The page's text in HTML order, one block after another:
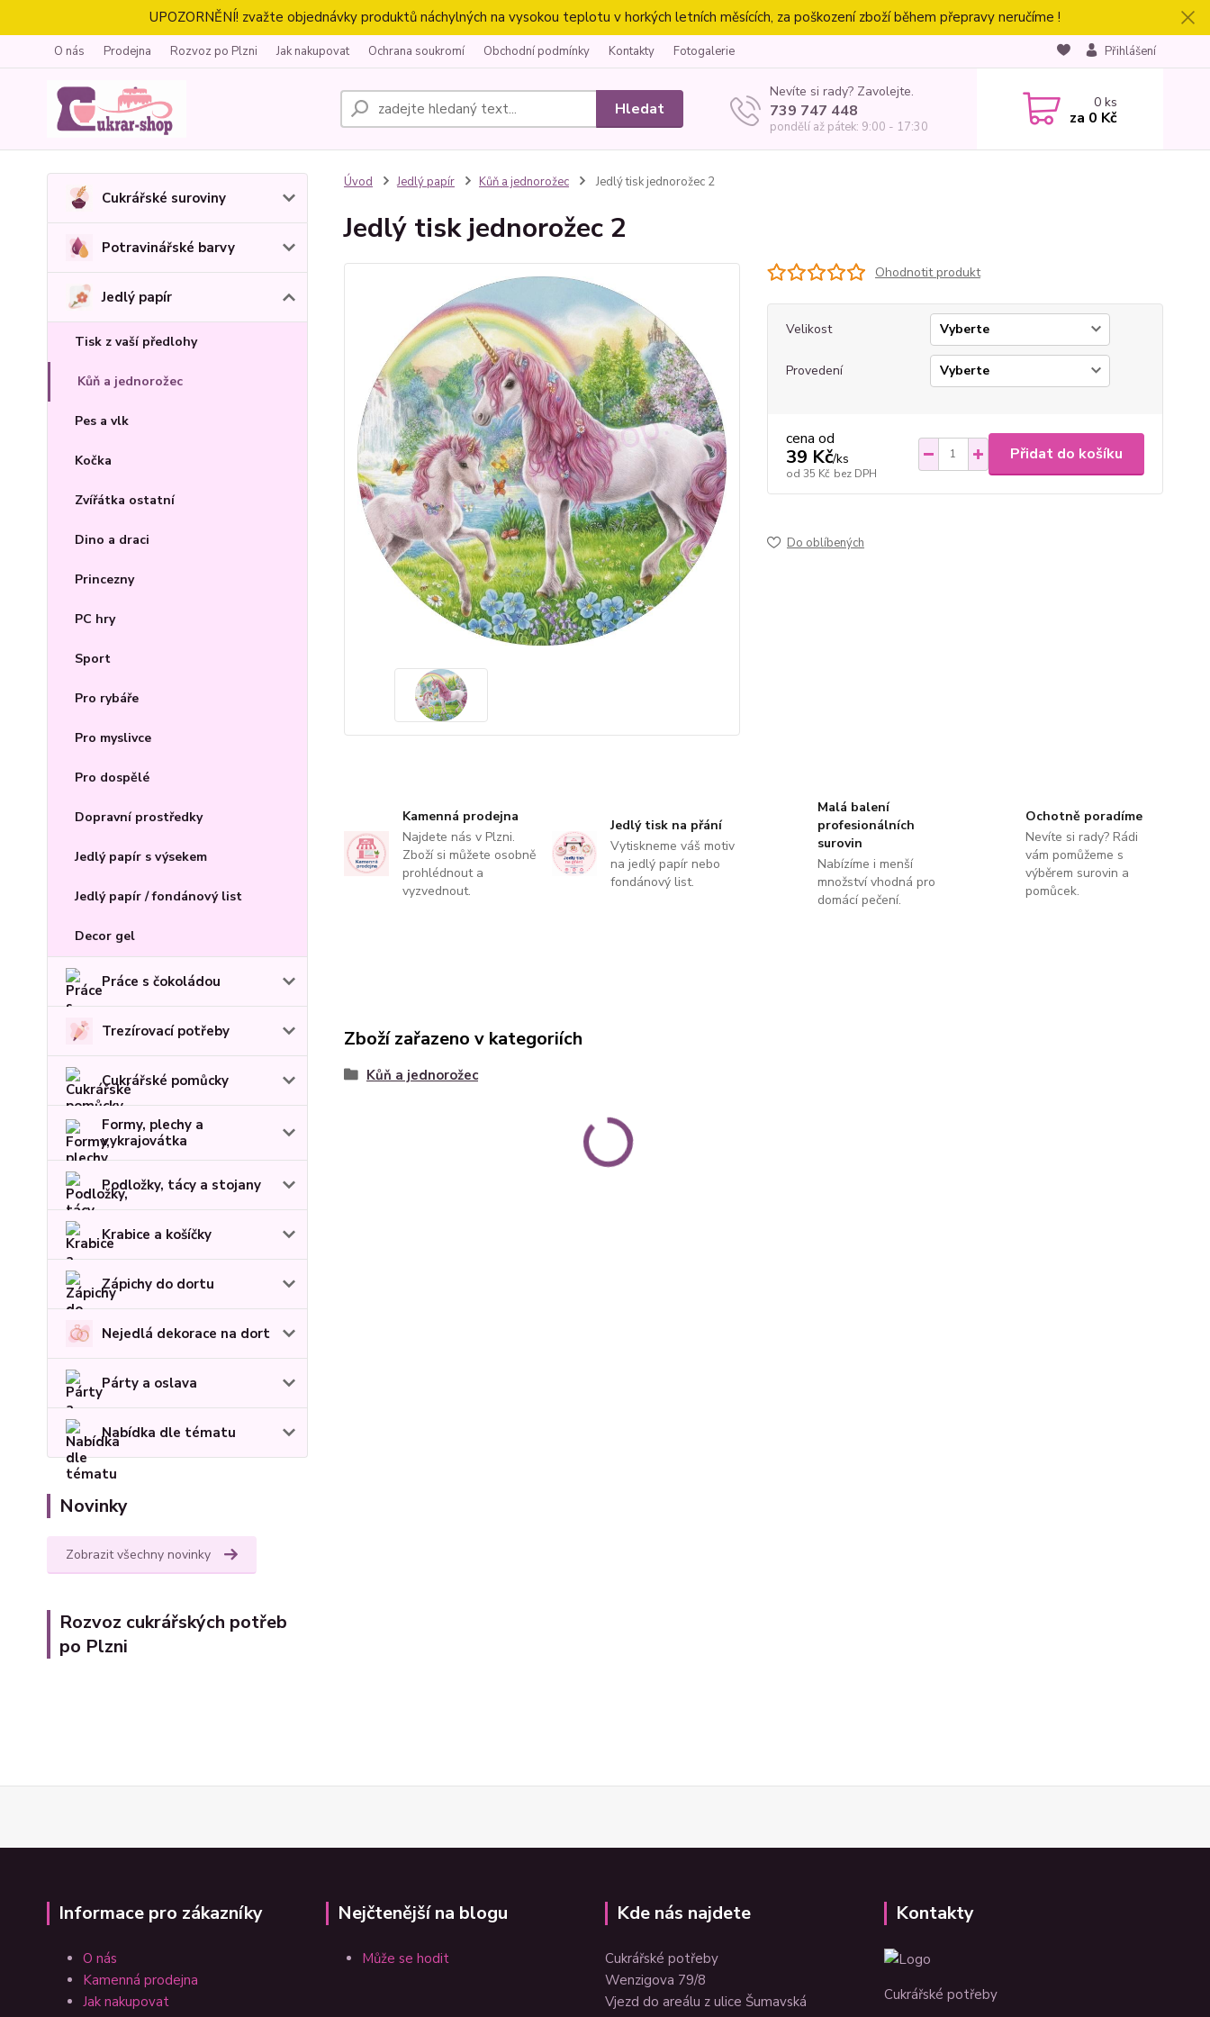
UPOZORNĚNÍ! zvažte objednávky produktů náchylných na vysokou teplotu v horkých letních měsících, za poškození zboží během přepravy neručíme !
O nás Prodejna Rozvoz po Plzni Jak nakupovat Ochrana soukromí Obchodní podmínky Kontakty Fotogalerie Přihlášení
Hledat
Nevíte si rady? Zavolejte.
739 747 448
pondělí až pátek: 9:00 - 17:30
0ks
za 0 Kč
Cukrářské suroviny
Potravinářské barvy
Jedlý papír
Tisk z vaší předlohy
Kůň a jednorožec
Pes a vlk
Kočka
Zvířátka ostatní
Dino a draci
Princezny
PC hry
Sport
Pro rybáře
Pro myslivce
Pro dospělé
Dopravní prostředky
Jedlý papír s výsekem
Jedlý papír / fondánový list
Decor gel
Práce s čokoládou
Trezírovací potřeby
Cukrářské pomůcky
Formy, plechy a
vykrajovátka
Podložky, tácy a stojany
Krabice a košíčky
Zápichy do dortu
Nejedlá dekorace na dort
Párty a oslava
Nabídka dle tématu
Novinky
Zobrazit všechny novinky
Rozvoz cukrářských potřeb
po Plzni
Úvod Jedlý papír Kůň a jednorožec Jedlý tisk jednorožec 2
Jedlý tisk jednorožec 2
Ohodnotit produkt
Velikost
Provedení
cena od
39 Kč/ks
od 35 Kč bez DPH
Přidat do košíku
Do oblíbených
Kamenná prodejna
Najdete nás v Plzni.
Zboží si můžete osobně
prohlédnout a
vyzvednout.
Jedlý tisk na přání
Vytiskneme váš motiv
na jedlý papír nebo
fondánový list.
Malá balení
profesionálních
surovin
Nabízíme i menší
množství vhodná pro
domácí pečení.
Ochotně poradíme
Nevíte si rady? Rádi
vám pomůžeme s
výběrem surovin a
pomůcek.
Zboží zařazeno v kategoriích
Kůň a jednorožec
Informace pro zákazníky
O nás
Kamenná prodejna
Jak nakupovat
Nejčtenější na blogu
Může se hodit
Kde nás najdete
Cukrářské potřeby
Wenzigova 79/8
Vjezd do areálu z ulice Šumavská
Kontakty
Cukrářské potřeby